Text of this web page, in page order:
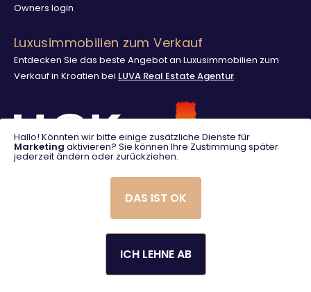
Owners login
Luxusimmobilien zum Verkauf
Entdecken Sie das beste Angebot an Luxusimmobilien zum
Verkauf in Kroatien bei LUVA Real Estate Agentur.
© 2025. LUVA Villas
Hallo! Könnten wir bitte einige zusätzliche Dienste für
Marketing aktivieren? Sie können Ihre Zustimmung später
jederzeit ändern oder zurückziehen.
ICH LEHNE AB
DAS IST OK